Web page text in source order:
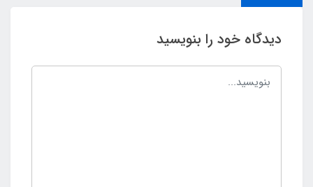
دیدگاه خود را بنویسید